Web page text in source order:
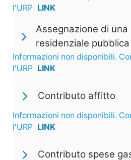
l'URP LINK
Assegnazione di
residenziale pubblica
Informazioni non disponibili.
l'URP LINK
Contributo affitto
Informazioni non disponibili.
l'URP LINK
Contributo spese